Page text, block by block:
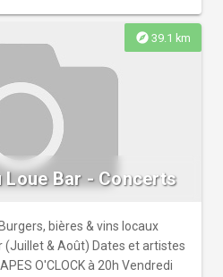
explore 39.1 km
Loue Bar - Concerts
bières & vins locaux
(Juillet & Août) Dates et artistes
O'CLOCK à 20h Vendredi